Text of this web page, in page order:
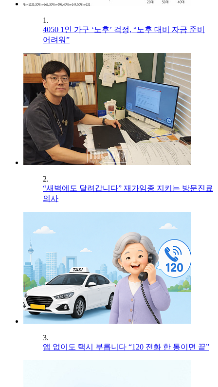
1.
4050 1인 가구 ‘노후’ 걱정, “노후 대비 자금 준비
어려워”
2.
“새벽에도 달려갑니다” 재가임종 지키는 방문진료
의사
3.
앱 없이도 택시 부릅니다 “120 전화 한 통이면 끝”